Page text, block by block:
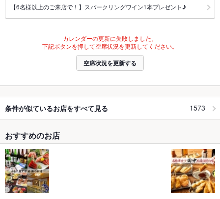
【6名様以上のご来店で！】スパークリングワイン1本プレゼント♪
カレンダーの更新に失敗しました。
下記ボタンを押して空席状況を更新してください。
空席状況を更新する
条件が似ているお店をすべて見る 1573
おすすめのお店